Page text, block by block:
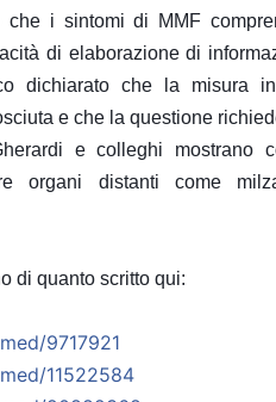
che i sintomi di MMF
di elaborazione di
dichiarato che la misura
e che la questione
e colleghi mostrano
organi distanti come
di quanto scritto qui:
9717921
11522584